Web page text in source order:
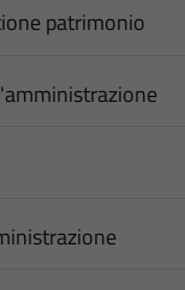
patrimonio